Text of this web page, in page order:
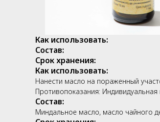
Как использовать:
Состав:
Срок хранения:
Как использовать:
Нанести масло на пораженный
Противопоказания:
Состав:
Миндальное масло, масло чайного